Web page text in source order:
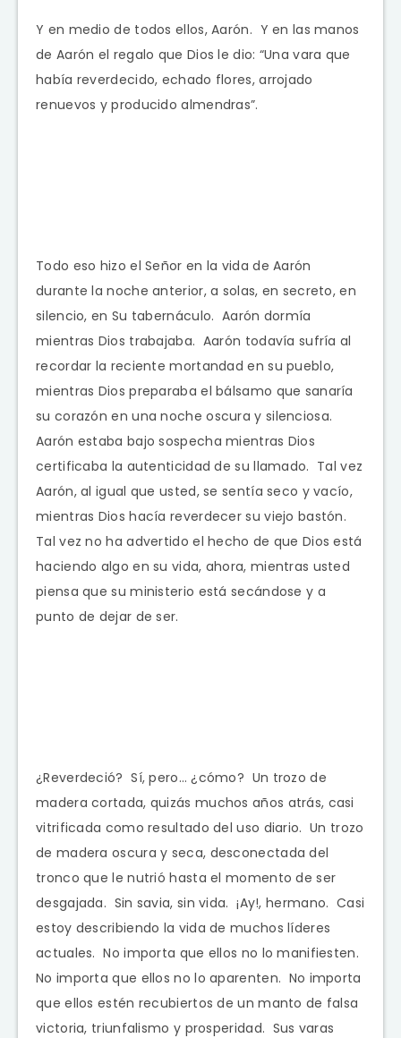
Y en medio de todos ellos, Aarón. Y en las manos
de Aarón el regalo que Dios le dio: “Una vara que
había reverdecido, echado flores, arrojado
renuevos y producido almendras”.
Todo eso hizo el Señor en la vida de Aarón
durante la noche anterior, a solas, en secreto, en
silencio, en Su tabernáculo. Aarón dormía
mientras Dios trabajaba. Aarón todavía sufría al
recordar la reciente mortandad en su pueblo,
mientras Dios preparaba el bálsamo que sanaría
su corazón en una noche oscura y silenciosa.
Aarón estaba bajo sospecha mientras Dios
certificaba la autenticidad de su llamado. Tal vez
Aarón, al igual que usted, se sentía seco y vacío,
mientras Dios hacía reverdecer su viejo bastón.
Tal vez no ha advertido el hecho de que Dios está
haciendo algo en su vida, ahora, mientras usted
piensa que su ministerio está secándose y a
punto de dejar de ser.
¿Reverdeció? Sí, pero… ¿cómo? Un trozo de
madera cortada, quizás muchos años atrás, casi
vitrificada como resultado del uso diario. Un trozo
de madera oscura y seca, desconectada del
tronco que le nutrió hasta el momento de ser
desgajada. Sin savia, sin vida. ¡Ay!, hermano. Casi
estoy describiendo la vida de muchos líderes
actuales. No importa que ellos no lo manifiesten.
No importa que ellos no lo aparenten. No importa
que ellos estén recubiertos de un manto de falsa
victoria, triunfalismo y prosperidad. Sus varas